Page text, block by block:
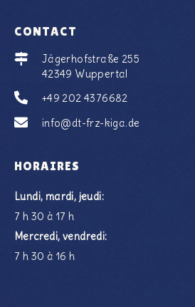
CONTACT
Jägerhofstraße 255
42349 Wuppertal
+49 202 4376682
info@dt-frz-kiga.de
HORAIRES
Lundi, mardi, jeudi:
7 h 30 à 17 h
Mercredi, vendredi:
7 h 30 à 16 h